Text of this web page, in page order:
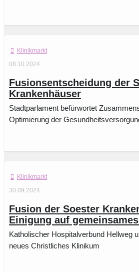
Klinikmarkt
08.10.2024
Fusionsentscheidung der
Krankenhäuser
Stadtparlament befürwortet
Optimierung der
Klinikmarkt
30.09.2024
Fusion der Soester
Einigung auf
Katholischer Hospitalverbund Hellweg
neues Christliches Klinikum